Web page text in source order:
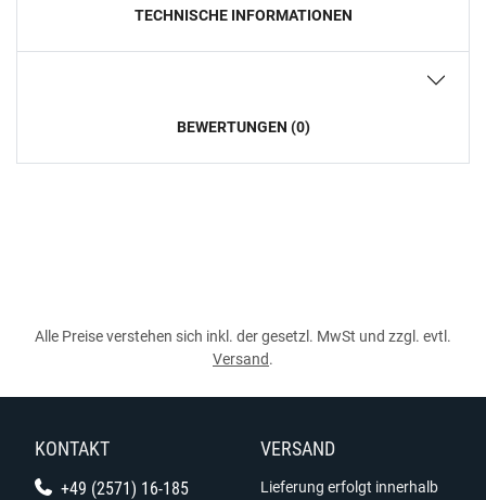
TECHNISCHE INFORMATIONEN
BEWERTUNGEN (0)
Alle Preise verstehen sich inkl. der gesetzl. MwSt und zzgl. evtl.
Versand.
KONTAKT
+49 (2571) 16-185
VERSAND
Lieferung erfolgt innerhalb